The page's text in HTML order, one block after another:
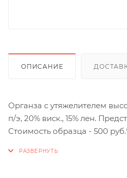
ОПИСАНИЕ
Органза с утяжелителем
п/э, 20% виск., 15% лен.
Стоимость образца - 500